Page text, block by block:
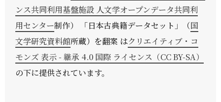
ンス共同利用基盤施設 人文学オープンデータ共同利
用センター制作） 「日本古典籍データセット」（国
文学研究資料館所蔵）を翻案 はクリエイティブ・コ
モンズ 表示 - 継承 4.0 国際 ライセンス（CC BY-SA）
の下に提供されています。